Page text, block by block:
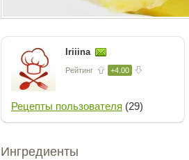
Iriiina
Рейтинг +4.00
Рецепты пользователя (29)
Ингредиенты